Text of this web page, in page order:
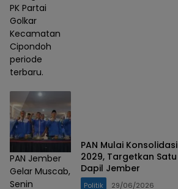
PK Partai
Golkar
Kecamatan
Cipondoh
periode
terbaru.
PAN Jember
Gelar Muscab,
Senin
PAN Mulai
2029, Targetkan
Dapil Jember
Politik 29/06/2026